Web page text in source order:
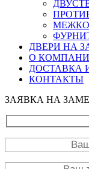
ДВЕРИ НА
О
ДОСТАВКА
КОНТАКТЫ
ЗАЯВКА НА